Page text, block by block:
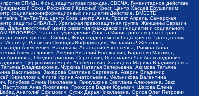
СПИДа, Фонд защиты прав граждан, СВЕЧА, Гуманитарное действие,
Союз, Российский Красный Крест, Центр Хасдей Ерушалаим,
социально-информационных инициатив Действие, ВМЕСТЕ,
Так-Так-Так, центр Сова, центр Анна, Проект Апрель, Самарская
защиты СИБАЛЬТ, Уральская правозащитная группа, Женщины Евразии,
Дальневосточный центр развития гражданских инициатив и социального
ЧЕЛОВЕКА, Частное учреждение Совета Министров северных стран,
прессы - Сибирь, Фонд поддержки свободы прессы, Гражданский
Институт Развития Свободы Информации, Экозащита!-Женсовет,
Алексеевич, Васильева Анастасия Евгеньевна, Ривина Анна
Александрович, Аверин Виталий Евгеньевич, Барахоев Магомед
Шведов Григорий Сергеевич, Пономарев Лев Александрович,
Цирульников Борис Альбертович, Халидова Марина Владимировна,
Владимировна, Чуркина Наталья Валерьевна, Акимова Татьяна
Васильевна, Захарова Светлана Сергеевна, Аверин Владимир
Кириллович, Флиге Ирина Анатольевна, Мельникова Валентина
Елена Николаевна, Ганнушкина Светлана Алексеевна, Закс
Анна Яковлевна, Прохоров Вадим Юрьевич, Шахова Елена
Анатолий Ефимович, Сухих Дарья Николаевна, Орлов Олег Петрович,